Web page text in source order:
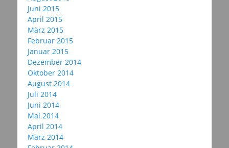
Juni 2015
April 2015
März 2015
Februar 2015
Januar 2015
Dezember 2014
Oktober 2014
August 2014
Juli 2014
Juni 2014
Mai 2014
April 2014
März 2014